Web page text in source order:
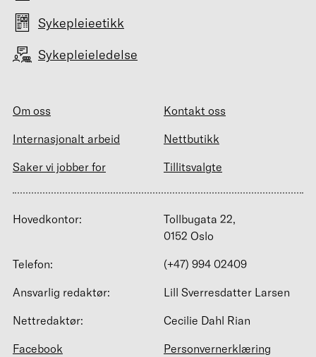
Sykepleieetikk
Sykepleieledelse
Om oss
Kontakt oss
Internasjonalt arbeid
Nettbutikk
Saker vi jobber for
Tillitsvalgte
Hovedkontor:
Tollbugata 22,
0152 Oslo
Telefon:
(+47) 994 02409
Ansvarlig redaktør:
Lill Sverresdatter Larsen
Nettredaktør:
Cecilie Dahl Rian
Facebook
Personvernerklæring